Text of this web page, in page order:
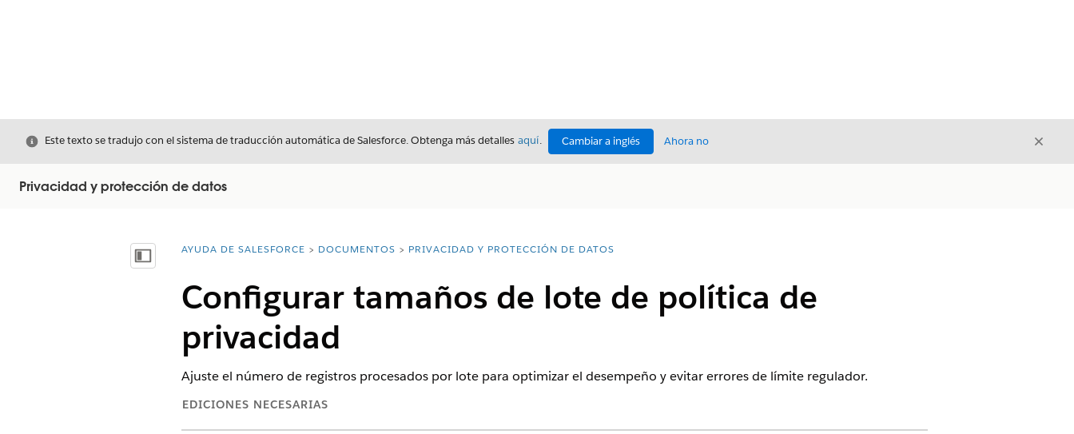
Cerrar
Este texto se tradujo con el sistema de traducción automática de Salesforce. Obtenga más detalles aquí. Cambiar a inglés Ahora no Cerrar
Privacidad y protección de datos
Mostrar índice de materias
Usted está aquí:
AYUDA DE SALESFORCE DOCUMENTOS PRIVACIDAD Y PROTECCIÓN DE DATOS
Configurar tamaños de lote de política de
privacidad
Ajuste el número de registros procesados por lote para optimizar el desempeño y evitar errores de límite regulador.
EDICIONES NECESARIAS